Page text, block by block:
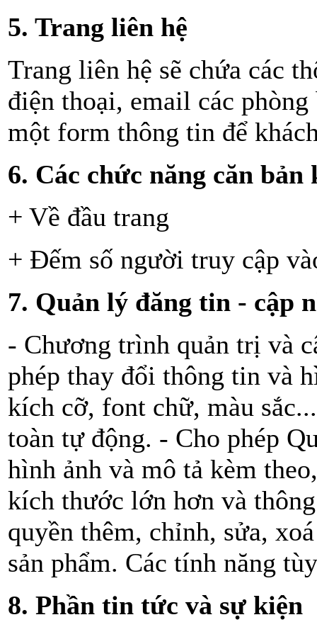
5. Trang liên hệ
Trang liên hệ sẽ chứa các
điện thoại, email các
một form thông tin để
6. Các chức năng căn bản
+ Về đầu trang
+ Đếm số người truy cập
7. Quản lý đăng tin - cập
- Chương trình quản trị và
phép thay đổi thông tin và
kích cỡ, font chữ, màu
toàn tự động. - Cho phép
hình ảnh và mô tả kèm
kích thước lớn hơn và
quyền thêm, chỉnh, sửa,
sản phẩm. Các tính năng
8. Phần tin tức và sự kiện